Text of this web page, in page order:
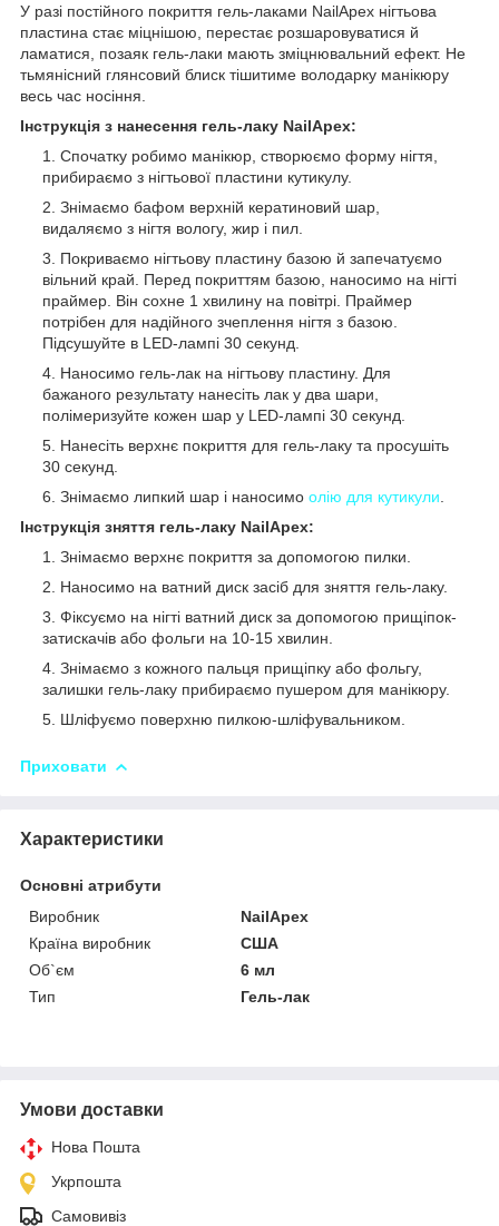
У разі постійного покриття гель-лаками NailApex нігтьова
пластина стає міцнішою, перестає розшаровуватися й
ламатися, позаяк гель-лаки мають зміцнювальний ефект. Не
тьмянісний глянсовий блиск тішитиме володарку манікюру
весь час носіння.
Інструкція з нанесення гель-лаку NailApex:
Спочатку робимо манікюр, створюємо форму нігтя,
прибираємо з нігтьової пластини кутикулу.
Знімаємо бафом верхній кератиновий шар,
видаляємо з нігтя вологу, жир і пил.
Покриваємо нігтьову пластину базою й запечатуємо
вільний край. Перед покриттям базою, наносимо на нігті
праймер. Він сохне 1 хвилину на повітрі. Праймер
потрібен для надійного зчеплення нігтя з базою.
Підсушуйте в LED-лампі 30 секунд.
Наносимо гель-лак на нігтьову пластину. Для
бажаного результату нанесіть лак у два шари,
полімеризуйте кожен шар у LED-лампі 30 секунд.
Нанесіть верхнє покриття для гель-лаку та просушіть
30 секунд.
Знімаємо липкий шар і наносимо олію для кутикули
Інструкція зняття гель-лаку NailApex:
Знімаємо верхнє покриття за допомогою пилки.
Наносимо на ватний диск засіб для зняття гель-лаку.
Фіксуємо на нігті ватний диск за допомогою прищіпок-
затискачів або фольги на 10-15 хвилин.
Знімаємо з кожного пальця прищіпку або фольгу,
залишки гель-лаку прибираємо пушером для манікюру.
Шліфуємо поверхню пилкою-шліфувальником.
Приховати
Характеристики
Основні атрибути
Виробник
NailApex
Країна виробник
США
Об`єм
6 мл
Тип
Гель-лак
Умови доставки
Нова Пошта
Укрпошта
Самовивіз